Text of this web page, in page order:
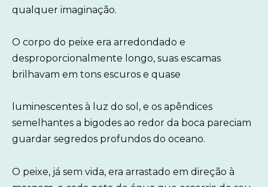
qualquer imaginação.
O corpo do peixe era arredondado e
desproporcionalmente longo, suas escamas
brilhavam em tons escuros e quase
luminescentes à luz do sol, e os apêndices
semelhantes a bigodes ao redor da boca pareciam
guardar segredos profundos do oceano.
O peixe, já sem vida, era arrastado em direção à